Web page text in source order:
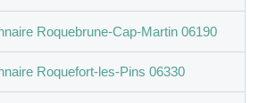
Roquebrune-Cap-Martin 06190
Roquefort-les-Pins 06330